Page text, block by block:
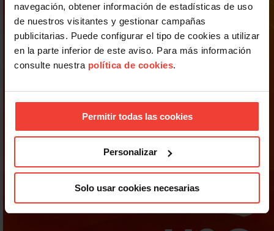
navegación, obtener información de estadísticas de uso
de nuestros visitantes y gestionar campañas
publicitarias. Puede configurar el tipo de cookies a utilizar
en la parte inferior de este aviso. Para más información
consulte nuestra política de cookies.
Permitir todas las cookies
Personalizar
Solo usar cookies necesarias